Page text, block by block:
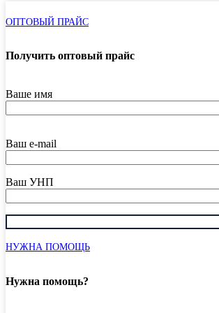
ОПТОВЫЙ ПРАЙС
Получить оптовый прайс
Ваше имя
Ваш e-mail
Ваш УНП
НУЖНА ПОМОЩЬ
Нужна помощь?